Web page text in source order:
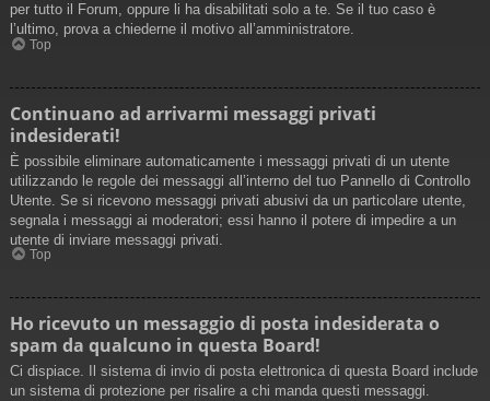
per tutto il Forum, oppure li ha disabilitati solo a te. Se il tuo caso è
l’ultimo, prova a chiederne il motivo all’amministratore.
Top
Continuano ad arrivarmi messaggi privati
indesiderati!
È possibile eliminare automaticamente i messaggi privati ​​di un utente
utilizzando le regole dei messaggi all’interno del tuo Pannello di Controllo
Utente. Se si ricevono messaggi privati ​​abusivi da un particolare utente,
segnala i messaggi ai moderatori; essi hanno il potere di impedire a un
utente di inviare messaggi privati​​.
Top
Ho ricevuto un messaggio di posta indesiderata o
spam da qualcuno in questa Board!
Ci dispiace. Il sistema di invio di posta elettronica di questa Board include
un sistema di protezione per risalire a chi manda questi messaggi.